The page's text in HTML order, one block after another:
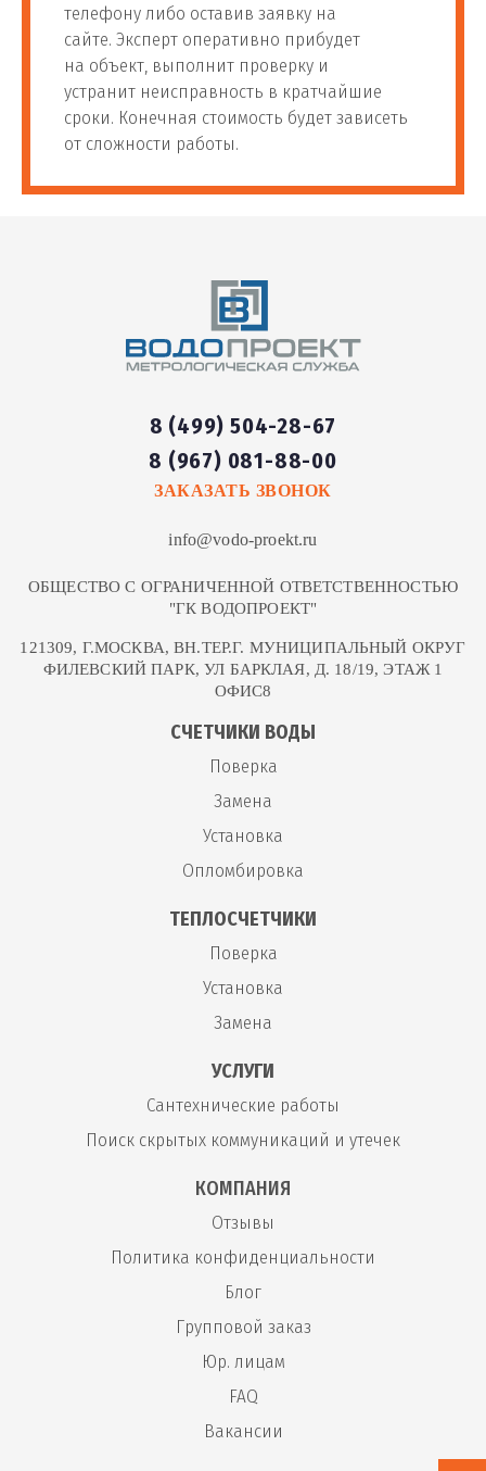
телефону либо оставив заявку на
сайте. Эксперт оперативно прибудет
на объект, выполнит проверку и
устранит неисправность в кратчайшие
сроки. Конечная стоимость будет зависеть
от сложности работы.
8 (499) 504-28-67
8 (967) 081-88-00
ЗАКАЗАТЬ ЗВОНОК
info@vodo-proekt.ru
ОБЩЕСТВО С ОГРАНИЧЕННОЙ ОТВЕТСТВЕННОСТЬЮ
"ГК ВОДОПРОЕКТ"
121309, Г.МОСКВА, ВН.ТЕР.Г. МУНИЦИПАЛЬНЫЙ ОКРУГ
ФИЛЕВСКИЙ ПАРК, УЛ БАРКЛАЯ, Д. 18/19, ЭТАЖ 1
ОФИС8
СЧЕТЧИКИ ВОДЫ
Поверка
Замена
Установка
Опломбировка
ТЕПЛОСЧЕТЧИКИ
Поверка
Установка
Замена
УСЛУГИ
Сантехнические работы
Поиск скрытых коммуникаций и утечек
КОМПАНИЯ
Отзывы
Политика конфиденциальности
Блог
Групповой заказ
Юр. лицам
FAQ
Вакансии